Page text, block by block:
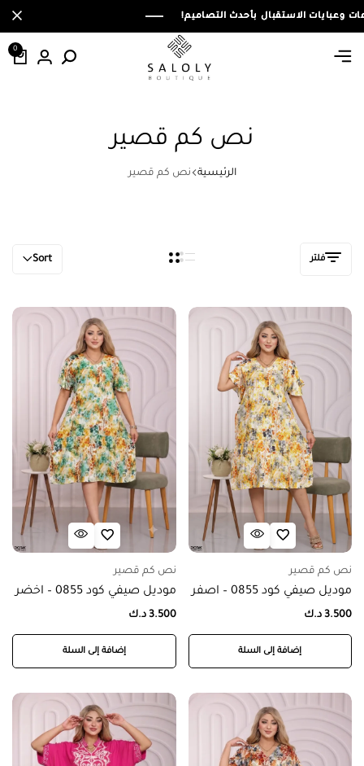
0
نص كم قصير
الرئيسية نص كم قصير
فلتر Sort
نص كم قصير
موديل صيفي كود 0855 – اصفر
3.500 د.ك
إضافة إلى السلة
نص كم قصير
موديل صيفي كود 0855 – اخضر
3.500 د.ك
إضافة إلى السلة